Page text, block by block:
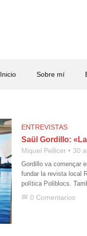
Inicio Sobre mí
ENTREVISTAS
Saül Gordillo:
Miquel Pellicer 30
Gordillo va començar
fundar la revista local
política Poliblocs.
chat_bubble 0 Comentarios